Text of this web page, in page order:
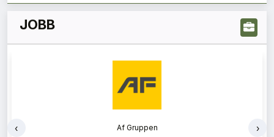
JOBB
Rambøll
‹ ›